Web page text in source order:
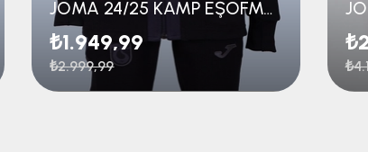
JOMA 24/25 KAMP EŞOFMAN ÜST GENÇ
₺1.949,99
₺2.999,99